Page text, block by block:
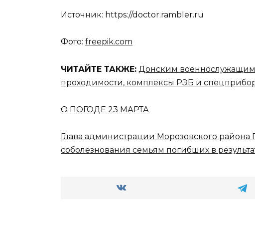
Источник: https://doctor.rambler.ru
Фото: freepik.com
ЧИТАЙТЕ ТАКЖЕ: Донским
проходимости, комплексы РЭБ и
О ПОГОДЕ 23 МАРТА
Глава администрации Морозовского
соболезнования семьям погибших в